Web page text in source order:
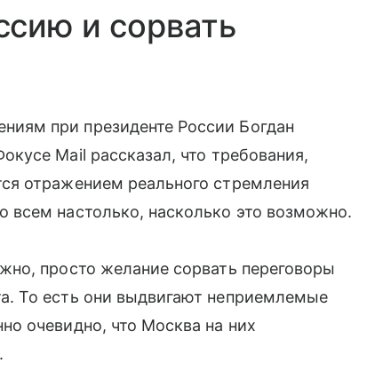
и сорвать
при президенте России Богдан
Mail рассказал, что требования,
отражением реального стремления
всем настолько, насколько это возможно.
просто желание сорвать переговоры
То есть они выдвигают неприемлемые
очевидно, что Москва на них